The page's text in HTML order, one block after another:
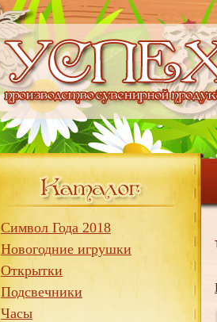
Символ Года 2018
Новогодние игрушки
Открытки
Подсвечники
Часы